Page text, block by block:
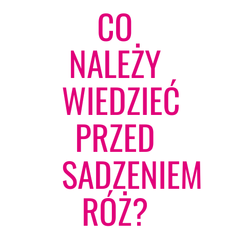
CO
NALEŻY
WIEDZIEĆ
PRZED
SADZENIEM
RÓŻ?